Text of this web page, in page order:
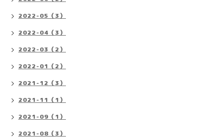
2022-05（3）
2022-04（3）
2022-03（2）
2022-01（2）
2021-12（3）
2021-11（1）
2021-09（1）
2021-08（3）